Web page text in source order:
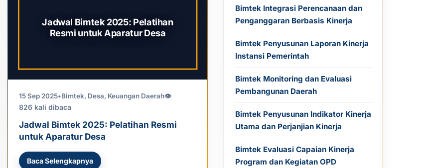
Jadwal Bimtek 2025: Pelatihan
Resmi untuk Aparatur Desa
15 Sep 2025•Bimtek, Desa, Keuangan Daerah👁
826 kali dibaca
Jadwal Bimtek 2025: Pelatihan Resmi
untuk Aparatur Desa
Baca Selengkapnya
Bimtek Integrasi Perencanaan dan
Penganggaran Berbasis Kinerja
Bimtek Penyusunan Laporan Kinerja
Instansi Pemerintah
Bimtek Monitoring dan Evaluasi
Pembangunan Daerah
Bimtek Penyusunan Indikator Kinerja
Utama dan Perjanjian Kinerja
Bimtek Evaluasi Capaian Kinerja
Program dan Kegiatan OPD